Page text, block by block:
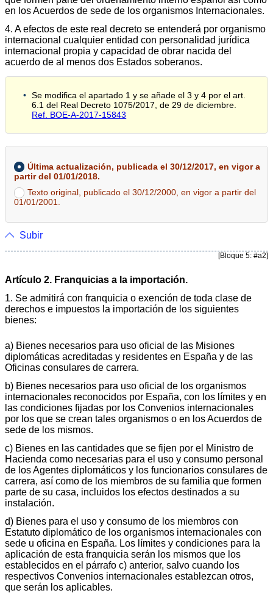
en los Acuerdos de sede de los organismos Internacionales.
4. A efectos de este real decreto se entenderá por organismo
internacional cualquier entidad con personalidad jurídica
internacional propia y capacidad de obrar nacida del
acuerdo de al menos dos Estados soberanos.
Se modifica el apartado 1 y se añade el 3 y 4 por el art.
6.1 del Real Decreto 1075/2017, de 29 de diciembre.
Ref. BOE-A-2017-15843
Última actualización, publicada el 30/12/2017, en vigor a
partir del 01/01/2018.
Texto original, publicado el 30/12/2000, en vigor a partir del
01/01/2001.
Subir
[Bloque 5: #a2]
Artículo 2. Franquicias a la importación.
1. Se admitirá con franquicia o exención de toda clase de
derechos e impuestos la importación de los siguientes
bienes:
a) Bienes necesarios para uso oficial de las Misiones
diplomáticas acreditadas y residentes en España y de las
Oficinas consulares de carrera.
b) Bienes necesarios para uso oficial de los organismos
internacionales reconocidos por España, con los límites y en
las condiciones fijadas por los Convenios internacionales
por los que se crean tales organismos o en los Acuerdos de
sede de los mismos.
c) Bienes en las cantidades que se fijen por el Ministro de
Hacienda como necesarias para el uso y consumo personal
de los Agentes diplomáticos y los funcionarios consulares de
carrera, así como de los miembros de su familia que formen
parte de su casa, incluidos los efectos destinados a su
instalación.
d) Bienes para el uso y consumo de los miembros con
Estatuto diplomático de los organismos internacionales con
sede u oficina en España. Los límites y condiciones para la
aplicación de esta franquicia serán los mismos que los
establecidos en el párrafo c) anterior, salvo cuando los
respectivos Convenios internacionales establezcan otros,
que serán los aplicables.